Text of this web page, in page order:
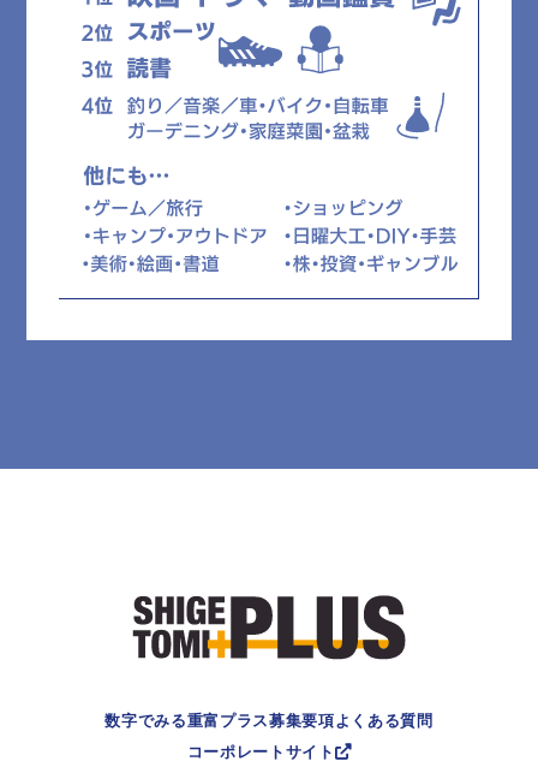
数字でみる重富プラス募集要項 よくある質問
コーポレートサイト